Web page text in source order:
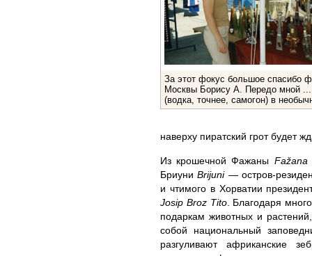
За этот фокус большое спасибо
Москвы Борису А. Передо мной ...
(водка, точнее, самогон) в
наверху пиратский грот будет
Из крошечной Фажаны Fažana
БриуниBrijuni— остров-
и чтимого в Хорватии
Josip Broz Tito. Благодаря
подаркам животных и
собой национальный
разгуливают африканские